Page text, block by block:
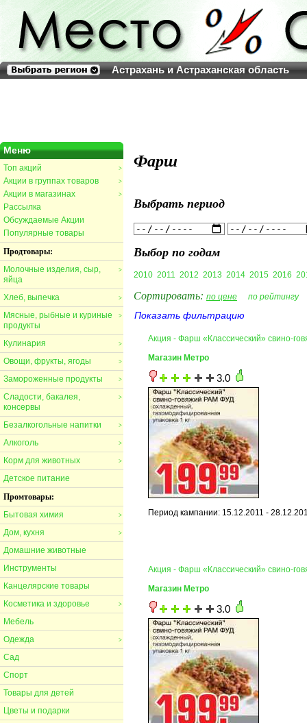
Астрахань и Астраханская область
Меню
>
Топ акций
>
Акции в группах товаров
>
Акции в магазинах
Рассылка
Обсуждаемые Акции
Популярные товары
Продтовары:
>
Молочные изделия, сыр,
яйца
>
Хлеб, выпечка
>
Мясные, рыбные и куриные
продукты
>
Кулинария
>
Овощи, фрукты, ягоды
>
Замороженные продукты
>
Сладости, бакалея,
консервы
>
Безалкогольные напитки
>
Алкоголь
>
Корм для животных
Детское питание
Промтовары:
>
Бытовая химия
>
Дом, кухня
Домашние животные
Инструменты
Канцелярские товары
>
Косметика и здоровье
Мебель
>
Одежда
Сад
Спорт
Товары для детей
Цветы и подарки
Фарш
Выбрать период
Выбор по годам
2010 2011 2012 2013 2014 2015 2016
Сортировать: по цене по рейтингу
Показать фильтрацию
Акция - Фарш «Классический» свино-
Магазин Метро
3.0
Период кампании: 15.12.2011 -
Акция - Фарш «Классический» свино-
Магазин Метро
3.0